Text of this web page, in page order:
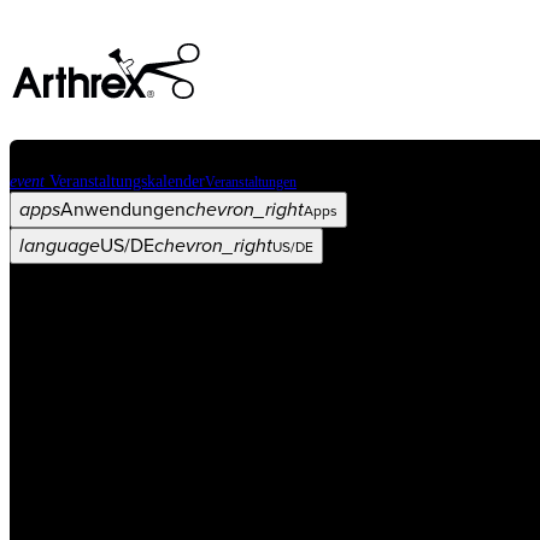
event VeranstaltungskalenderVeranstaltungen
appsAnwendungenchevron_rightApps
languageUS/DEchevron_rightUS/DE